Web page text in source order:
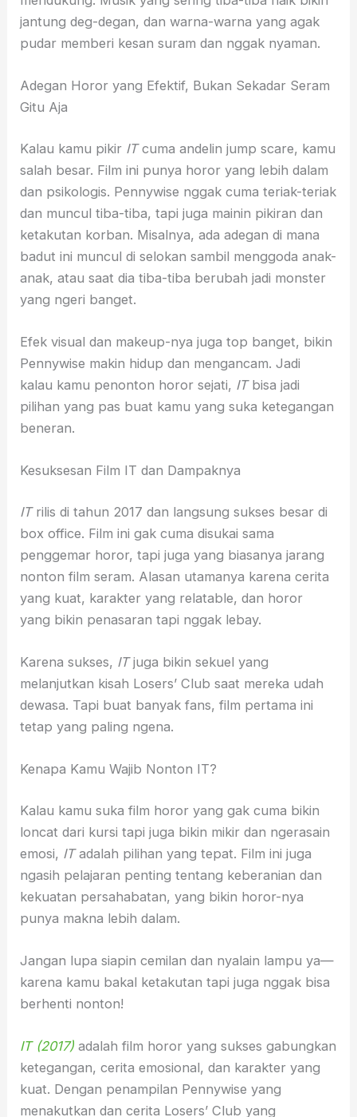
jantung deg-degan, dan warna-warna yang agak
pudar memberi kesan suram dan nggak nyaman.
Adegan Horor yang Efektif, Bukan Sekadar Seram
Gitu Aja
Kalau kamu pikir ITcuma andelin jump scare, kamu
salah besar. Film ini punya horor yang lebih dalam
dan psikologis. Pennywise nggak cuma teriak-teriak
dan muncul tiba-tiba, tapi juga mainin pikiran dan
ketakutan korban. Misalnya, ada adegan di mana
badut ini muncul di selokan sambil menggoda anak-
anak, atau saat dia tiba-tiba berubah jadi monster
yang ngeri banget.
Efek visual dan makeup-nya juga top banget, bikin
Pennywise makin hidup dan mengancam. Jadi
kalau kamu penonton horor sejati, ITbisa jadi
pilihan yang pas buat kamu yang suka ketegangan
beneran.
Kesuksesan Film IT dan Dampaknya
ITrilis di tahun 2017 dan langsung sukses besar di
box office. Film ini gak cuma disukai sama
penggemar horor, tapi juga yang biasanya jarang
nonton film seram. Alasan utamanya karena cerita
yang kuat, karakter yang relatable, dan horor
yang bikin penasaran tapi nggak lebay.
Karena sukses, ITjuga bikin sekuel yang
melanjutkan kisah Losers’ Club saat mereka udah
dewasa. Tapi buat banyak fans, film pertama ini
tetap yang paling ngena.
Kenapa Kamu Wajib Nonton IT?
Kalau kamu suka film horor yang gak cuma bikin
loncat dari kursi tapi juga bikin mikir dan ngerasain
emosi, ITadalah pilihan yang tepat. Film ini juga
ngasih pelajaran penting tentang keberanian dan
kekuatan persahabatan, yang bikin horor-nya
punya makna lebih dalam.
Jangan lupa siapin cemilan dan nyalain lampu ya—
karena kamu bakal ketakutan tapi juga nggak bisa
berhenti nonton!
IT (2017) adalah film horor yang sukses gabungkan
ketegangan, cerita emosional, dan karakter yang
kuat. Dengan penampilan Pennywise yang
menakutkan dan cerita Losers’ Club yang